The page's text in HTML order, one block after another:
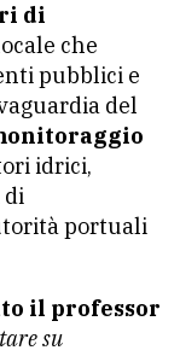
di
che
pubblici e
del
idrici,
di
portuali
il professor
su